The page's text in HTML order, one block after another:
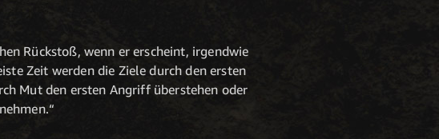
Rückstoß, wenn er erscheint, irgendwie
Zeit werden die Ziele durch den ersten
Mut den ersten Angriff überstehen oder